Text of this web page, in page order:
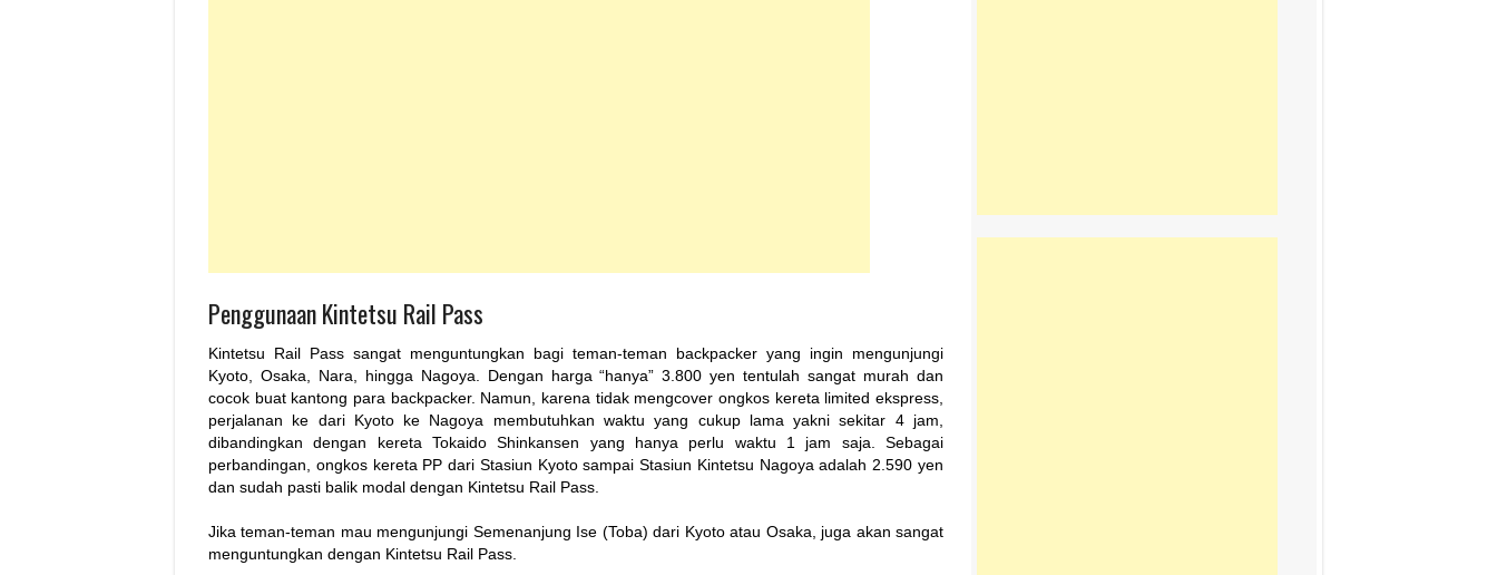
Penggunaan Kintetsu Rail Pass
Kintetsu Rail Pass sangat menguntungkan bagi teman-teman backpacker yang ingin mengunjungi
Kyoto, Osaka, Nara, hingga Nagoya. Dengan harga “hanya” 3.800 yen tentulah sangat murah dan
cocok buat kantong para backpacker. Namun, karena tidak mengcover ongkos kereta limited ekspress,
perjalanan ke dari Kyoto ke Nagoya membutuhkan waktu yang cukup lama yakni sekitar 4 jam,
dibandingkan dengan kereta Tokaido Shinkansen yang hanya perlu waktu 1 jam saja. Sebagai
perbandingan, ongkos kereta PP dari Stasiun Kyoto sampai Stasiun Kintetsu Nagoya adalah 2.590 yen
dan sudah pasti balik modal dengan Kintetsu Rail Pass.
Jika teman-teman mau mengunjungi Semenanjung Ise (Toba) dari Kyoto atau Osaka, juga akan sangat
menguntungkan dengan Kintetsu Rail Pass.